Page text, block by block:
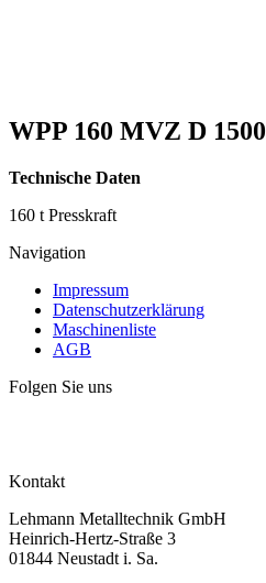
WPP 160 MVZ D 1500
Technische Daten
160 t Presskraft
Navigation
Impressum
Datenschutzerklärung
Maschinenliste
AGB
Folgen Sie uns
Kontakt
Lehmann Metalltechnik GmbH
Heinrich-Hertz-Straße 3
01844 Neustadt i. Sa.